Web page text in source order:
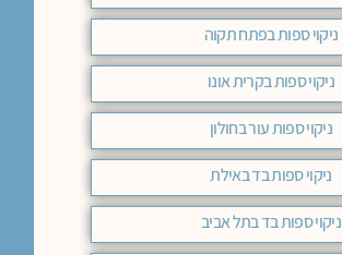
ניקוי ספות בפתח תקוה
ניקוי ספות בקרית אונו
ניקוי ספות עור בחולון
ניקוי ספות בד באילת
ניקוי ספות בד בתל אביב